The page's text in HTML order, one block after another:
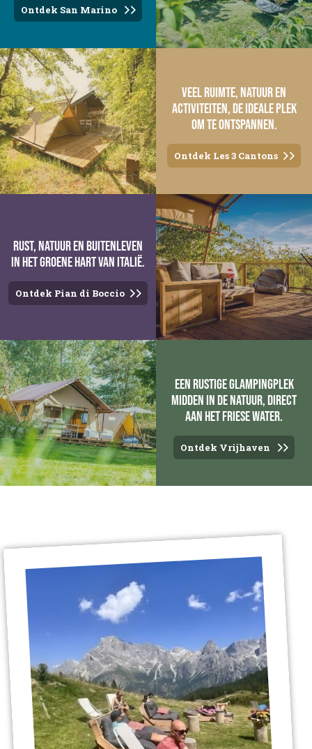
Ontdek San Marino
Veel ruimte, natuur en
activiteiten, de ideale plek
om te ontspannen.
Ontdek Les 3 Cantons
Rust, natuur en buitenleven
in het groene hart van Italië.
Ontdek Pian di Boccio
Een rustige glampingplek
midden in de natuur, direct
aan het Friese water.
Ontdek Vrijhaven